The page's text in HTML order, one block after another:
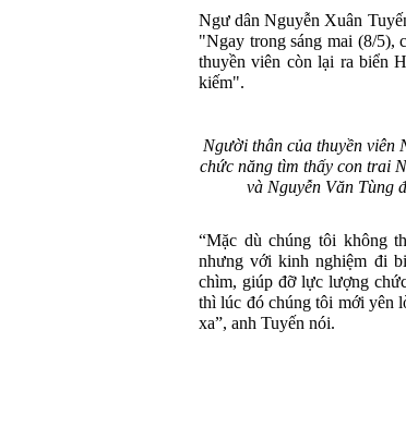
Ngư dân Nguyễn Xuân
"Ngay trong sáng mai (8/5),
thuyền viên còn lại ra biển
kiếm".
Người thân của thuyền viên
chức năng tìm thấy con trai
và Nguyễn Văn Tùng
“Mặc dù chúng tôi không
nhưng với kinh nghiệm đi
chìm, giúp đỡ lực lượng
thì lúc đó chúng tôi mới yên
xa”, anh Tuyến nói.